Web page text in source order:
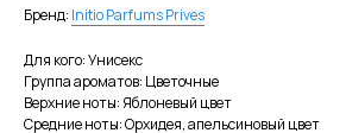
Бренд: Initio Parfums Prives
Для кого: Унисекс
Группа ароматов: Цветочные
Верхние ноты: Яблоневый цвет
Средние ноты: Орхидея, апельсиновый цвет